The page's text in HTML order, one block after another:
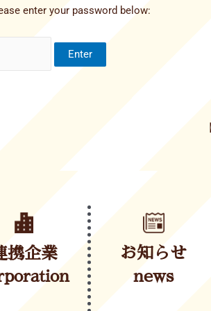
enter your password below:
携企業
お知らせ
news